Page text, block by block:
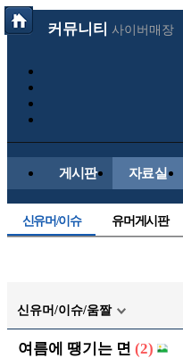
커뮤니티 사이버매장
게시판 자료실
신유머/이슈 유머게시판
트럭/버스 항공/해운/철도
장착시공사진
신유머/이슈/움짤
여름에 땡기는 면 (2)